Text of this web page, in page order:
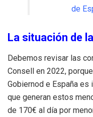
de
La situación de
Debemos revisar las
Consell en 2022,
Gobiernod e España
que generan estos
de 170€ al día por